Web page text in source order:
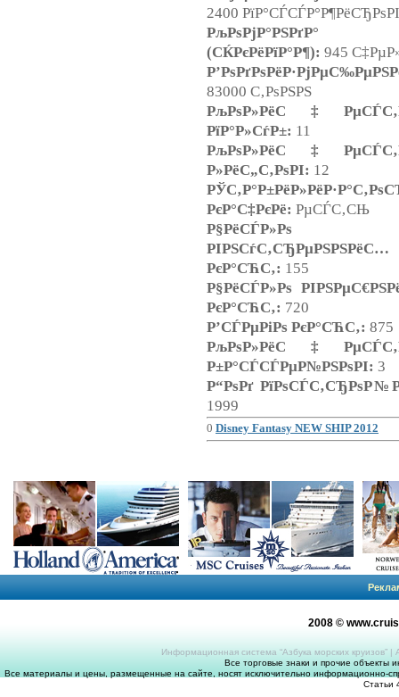
2400 РїР°СЃСЃР°Р¶РёСЂРѕРІ
РљРѕРјР°РЅРґР°
(СЌРєРёРїР°Р¶): 945
83000 С‚РѕРЅРЅ
РїР°Р»СѓР±: 11
Р»РёС„С‚РѕРІ: 12
РєР°С‡РєРё: РµСЃС‚СЊ
Р§РёСЃР»Рѕ
РІРЅСѓС‚СЂРµРЅРЅРёС…
РєР°СЋС‚: 155
Р§РёСЃР»Рѕ
РєР°СЋС‚: 720
Р’СЃРµРіРѕ РєР°СЋС‚: 875
Р±Р°СЃСЃРµР№РЅРѕРІ: 3
Р“РѕРґ
1999
0 Disney Fantasy NEW SHIP 2012
2008 ©
Информационная система “Азбука морских круизов” |
Все торговые знаки и прочие объекты
Все материалы и цены, размещенные на сайте, носят исключительно информационно-
Статьи